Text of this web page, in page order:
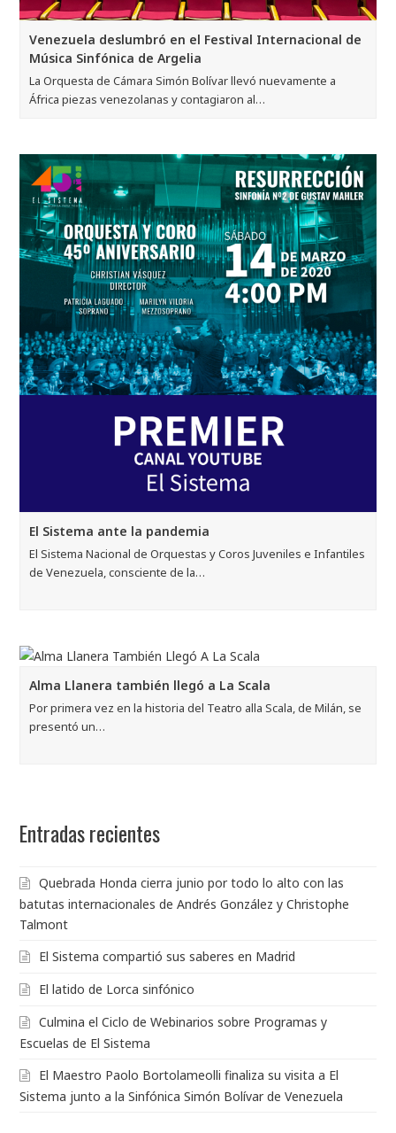
Venezuela deslumbró en el Festival Internacional de
Música Sinfónica de Argelia
La Orquesta de Cámara Simón Bolívar llevó nuevamente a
África piezas venezolanas y contagiaron al…
El Sistema ante la pandemia
El Sistema Nacional de Orquestas y Coros Juveniles e Infantiles
de Venezuela, consciente de la…
Alma Llanera también llegó a La Scala
Por primera vez en la historia del Teatro alla Scala, de Milán, se
presentó un…
Entradas recientes
Quebrada Honda cierra junio por todo lo alto con las
batutas internacionales de Andrés González y Christophe
Talmont
El Sistema compartió sus saberes en Madrid
El latido de Lorca sinfónico
Culmina el Ciclo de Webinarios sobre Programas y
Escuelas de El Sistema
El Maestro Paolo Bortolameolli finaliza su visita a El
Sistema junto a la Sinfónica Simón Bolívar de Venezuela